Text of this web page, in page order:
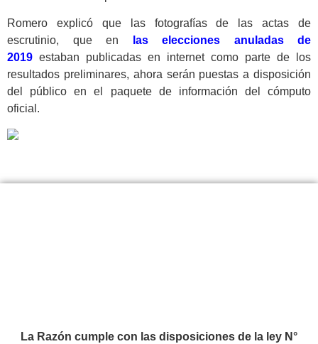
Romero explicó que las fotografías de las actas de
escrutinio, que en
las elecciones anuladas de
2019 estaban publicadas en internet como parte de los
resultados preliminares, ahora serán puestas a disposición
del público en el paquete de información del cómputo
oficial.
La Razón cumple con las disposiciones de la ley N°